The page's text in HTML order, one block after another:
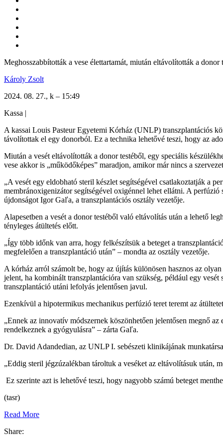
Meghosszabbították a vese élettartamát, miután eltávolították a donor
Károly Zsolt
2024. 08. 27., k – 15:49
Kassa |
A kassai Louis Pasteur Egyetemi Kórház (UNLP) transzplantációs
távolítottak el egy donorból. Ez a technika lehetővé teszi, hogy az
Miután a vesét eltávolították a donor testéből, egy speciális
vese akkor is „működőképes” maradjon, amikor már nincs a
„A vesét egy eldobható steril készlet segítségével csatlakoztatják a
membránoxigenizátor segítségével oxigénnel lehet ellátni. A
újdonságot Igor Gaľa, a transzplantációs osztály vezetője.
Alapesetben a vesét a donor testéből való eltávolítás után a lehető
tényleges átültetés előtt.
„Így több időnk van arra, hogy felkészítsük a beteget a
megfelelően a transzplantáció után” – mondta az osztály vezetője.
A kórház arról számolt be, hogy az újítás különösen hasznos az
jelent, ha kombinált transzplantációra van szükség, például egy
transzplantáció utáni lefolyás jelentősen javul.
Ezenkívül a hipotermikus mechanikus perfúzió teret teremt az
„Ennek az innovatív módszernek köszönhetően jelentősen megnő
rendelkeznek a gyógyulásra” – zárta Gaľa.
Dr. David Adandedian, az UNLP I. sebészeti klinikájának
„Eddig steril jégzúzalékban tároltuk a veséket az eltávolításuk után,
Ez szerinte azt is lehetővé teszi, hogy nagyobb számú beteget
(tasr)
Read More
Share: